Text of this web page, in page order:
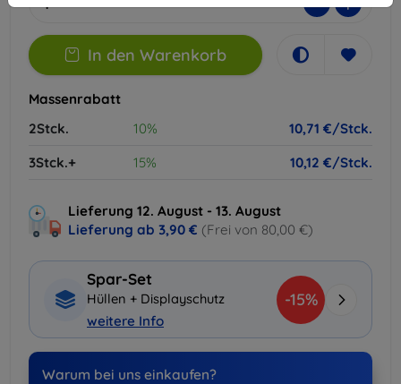
In den Warenkorb
Massenrabatt
2Stck.
10%
10,71 €/Stck.
3Stck.+
15% 10,12 €/Stck.
Lieferung 12. August - 13. August
Lieferung ab 3,90 € (Frei von 80,00 €)
Spar-Set
Hüllen + Displayschutz
weitere Info
-15%
Warum bei uns einkaufen?